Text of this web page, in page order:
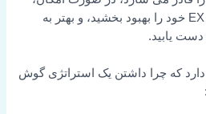
بینش عملی به دست آورید، EX خود را بهبود بخشید، و بهتر به
یابید.
که چرا داشتن یک استراتژی گوش